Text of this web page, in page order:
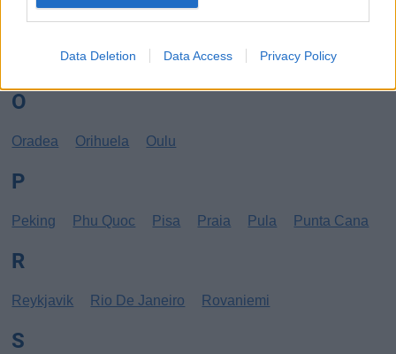
Data Deletion Data Access Privacy Policy
N
New York Norrköping
O
Oradea Orihuela Oulu
P
Peking Phu Quoc Pisa Praia Pula Punta Cana
R
Reykjavik Rio De Janeiro Rovaniemi
S